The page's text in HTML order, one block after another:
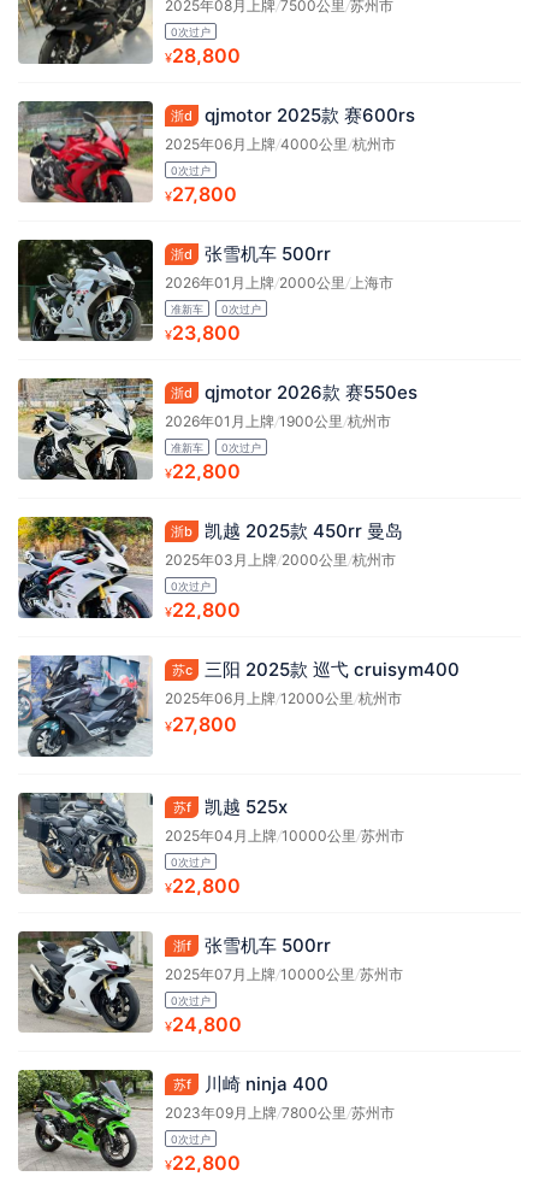
2025年08月上牌/7500公里/苏州市
0次过户
¥28,800
浙d qjmotor 2025款 赛600rs
2025年06月上牌/4000公里/杭州市
0次过户
¥27,800
浙d 张雪机车 500rr
2026年01月上牌/2000公里/上海市
准新车 0次过户
¥23,800
浙d qjmotor 2026款 赛550es
2026年01月上牌/1900公里 /杭州市
准新车 0次过户
¥22,800
浙b 凯越 2025款 450rr 曼岛
2025年03月上牌/2000公里 /杭州市
0次过户
¥22,800
苏c 三阳 2025款 巡弋 cruisym400
2025年06月上牌/12000公里 /杭州市
¥27,800
苏f 凯越 525x
2025年04月上牌/10000公里 /苏州市
0次过户
¥22,800
浙f 张雪机车 500rr
2025年07月上牌/10000公里 /苏州市
0次过户
¥24,800
苏f 川崎 ninja 400
2023年09月上牌/7800公里 /苏州市
0次过户
¥22,800